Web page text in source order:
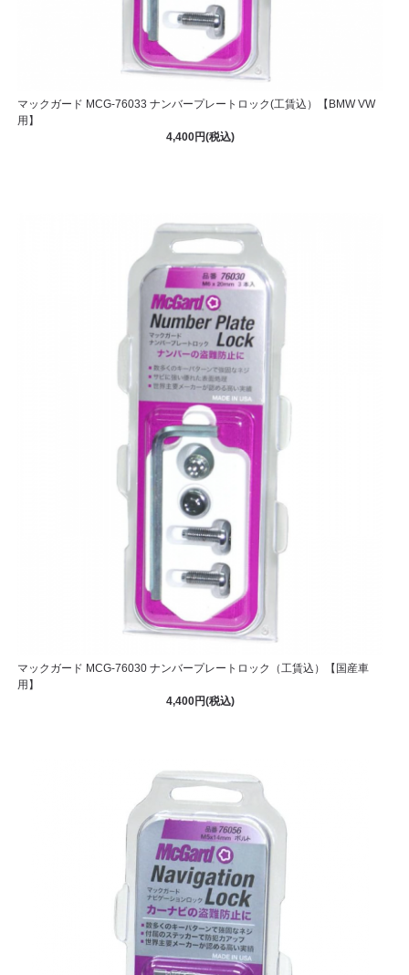
マックガード MCG-76033 ナンバープレートロック(工賃込）【BMW VW
用】
4,400円(税込)
マックガード MCG-76030 ナンバープレートロック（工賃込）【国産車
用】
4,400円(税込)